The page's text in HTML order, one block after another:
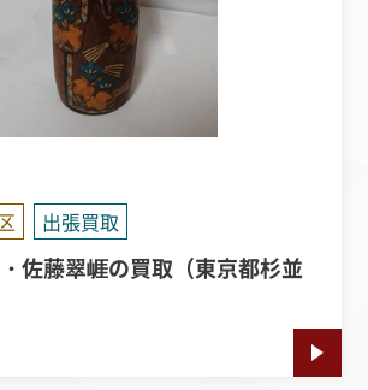
出張買取
佐藤翠崕の買取（東京都杉並